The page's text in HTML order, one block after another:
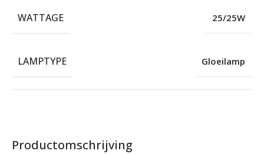
Productomschrijving
WATTAGE 25/25W
LAMPTYPE Gloeilamp